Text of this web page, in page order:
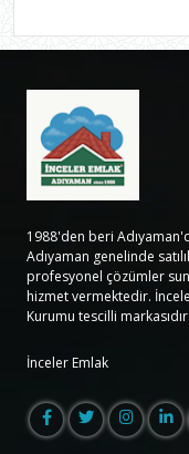
1988'den beri
Adıyaman genelinde
profesyonel çözümler
hizmet vermektedir.
Kurumu tescilli markasıdır.
İnceler Emlak